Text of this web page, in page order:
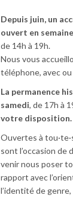
Depuis juin, un
ouvert en
de 14h à 19h.
Nous vous
téléphone, avec
La permanence
samedi, de 17h à
votre disposition.
Ouvertes à
sont l’occasion de
venir nous poser
rapport avec
l’identité de